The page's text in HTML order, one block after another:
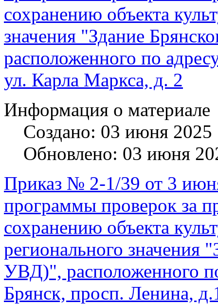
сохранению объекта
значения "Здание
расположенного по
ул. Карла Маркса, д. 2
Информация о материале
Создано: 03 июня 2025
Обновлено: 03 июня
Приказ № 2-1/39 от 3
программы проверок за
сохранению объекта
регионального значения
УВД)", расположенного
Брянск, просп. Ленина,